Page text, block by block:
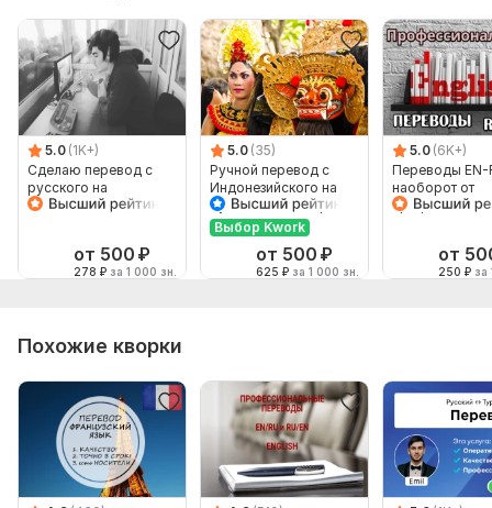
5.0 (1K+)
Сделаю перевод с
русского на
английский и
от 500 ₽
278 ₽ за 1 000 зн.
5.0 (35)
Ручной перевод с
Индонезийского на
Русский и наоборот
Выбор Kwork
от 500 ₽
625 ₽ за 1 000 зн.
5.0 (6K+)
Переводы EN-
наоборот от
от
250 ₽ за
Похожие кворки